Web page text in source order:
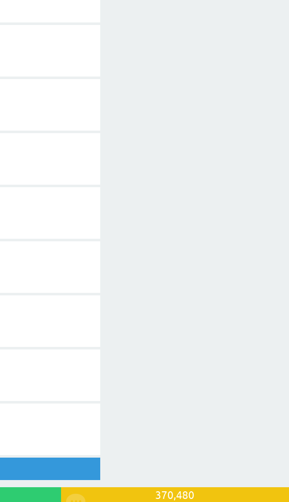
370,480